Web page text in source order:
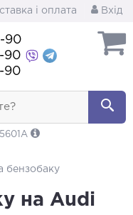
і оплата Вхід
90
90
90
бензобаку
на Audi